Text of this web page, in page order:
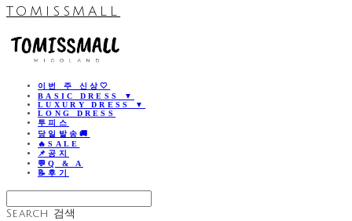
TOMISSMALL
이번 주 신상🤍
BASIC DRESS ▼
LUXURY DRESS ▼
LONG DRESS
투피스
당일발송🚚
🔥SALE
📌공지
💬Q & A
📝후기
Search 검색